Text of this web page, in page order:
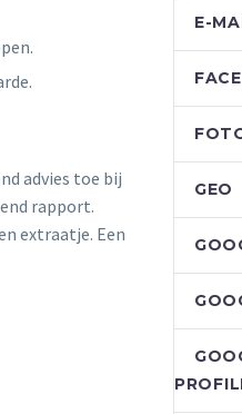
advies toe bij
rapport.
extraatje. Een
E-
GEO